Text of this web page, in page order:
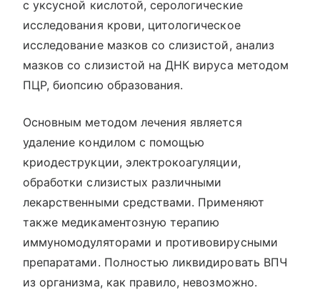
с уксусной кислотой, серологические
исследования крови, цитологическое
исследование мазков со слизистой, анализ
мазков со слизистой на ДНК вируса методом
ПЦР, биопсию образования.
Основным методом лечения является
удаление кондилом с помощью
криодеструкции, электрокоагуляции,
обработки слизистых различными
лекарственными средствами. Применяют
также медикаментозную терапию
иммуномодуляторами и противовирусными
препаратами. Полностью ликвидировать ВПЧ
из организма, как правило, невозможно.